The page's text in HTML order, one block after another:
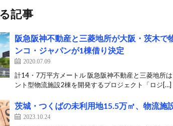
る記事
阪急阪神不動産と三菱地所が大阪・茨木
ンコ・ジャパンが1棟借り決定
2020.07.09
計14・7万平方メートル 阪急阪神不動産と三菱地所
ント型物流施設2棟を開発するプロジェクト「ロジ[…]
茨城・つくばの未利用地15.5万㎡、物流施
2023.10.24